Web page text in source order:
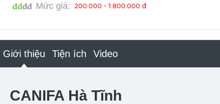
đđđđ Mức giá: 200.000 - 1.800.000 đ
Giới thiệu Tiện ích Video
CANIFA Hà Tĩnh